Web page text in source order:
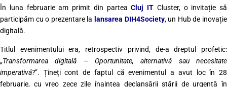
În luna februarie am primit din parteaCluj IT Cluster, o invitație să
participăm cu o prezentare la lansarea DIH4Society, un Hub de inovație
digitală.
Titlul evenimentului era, retrospectiv privind, de-a dreptul profetic:
„Transformarea digitală – Oportunitate, alternativă sau necesitate
imperativă?”. Țineți cont de faptul că evenimentul a avut loc în 28
februarie, cu vreo zece zile înaintea declanșării stării de urgență în